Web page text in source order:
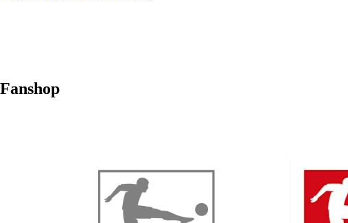
Fanshop